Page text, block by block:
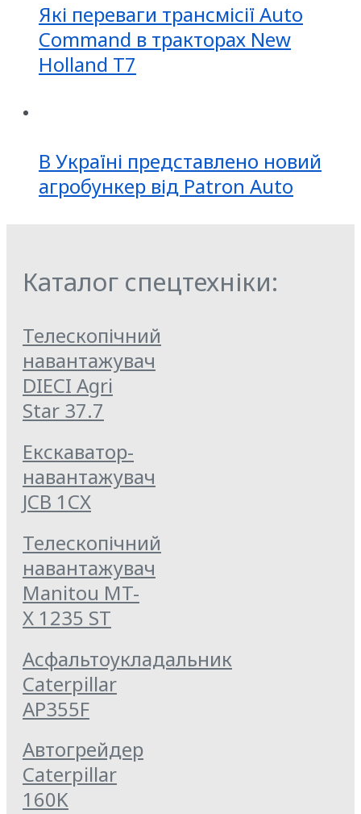
Які переваги трансмісії Auto
Command в тракторах New
Holland T7
В Україні представлено новий
агробункер від Patron Auto
Каталог спецтехніки:
Телескопічний
навантажувач
DIECI Agri
Star 37.7
Екскаватор-
навантажувач
JCB 1CX
Телескопічний
навантажувач
Manitou MT-
X 1235 ST
Асфальтоукладальник
Caterpillar
AP355F
Автогрейдер
Caterpillar
160K